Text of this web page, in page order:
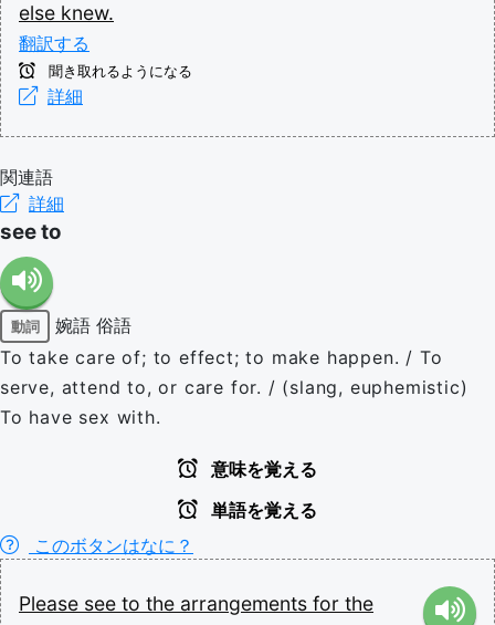
else knew.
翻訳する
聞き取れるようになる
詳細
関連語
詳細
see to
動詞 婉語 俗語
To take care of; to effect; to make happen. / To
serve, attend to, or care for. / (slang, euphemistic)
To have sex with.
意味を覚える
単語を覚える
このボタンはなに？
Please see to the arrangements for the